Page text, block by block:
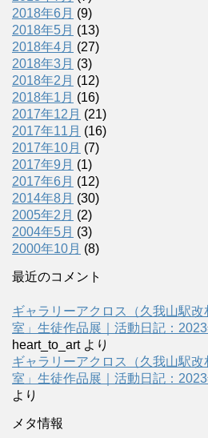
2018年6月 (9)
2018年5月 (13)
2018年4月 (27)
2018年3月 (3)
2018年2月 (12)
2018年1月 (16)
2017年12月 (21)
2017年11月 (16)
2017年10月 (7)
2017年9月 (1)
2017年6月 (12)
2014年8月 (30)
2005年2月 (2)
2004年5月 (3)
2000年10月 (8)
最近のコメント
ギャラリーアクロス（久我山駅
室」生徒作品展｜活動日記：
heart_to_artより
ギャラリーアクロス（久我山駅
室」生徒作品展｜活動日記：
より
メタ情報